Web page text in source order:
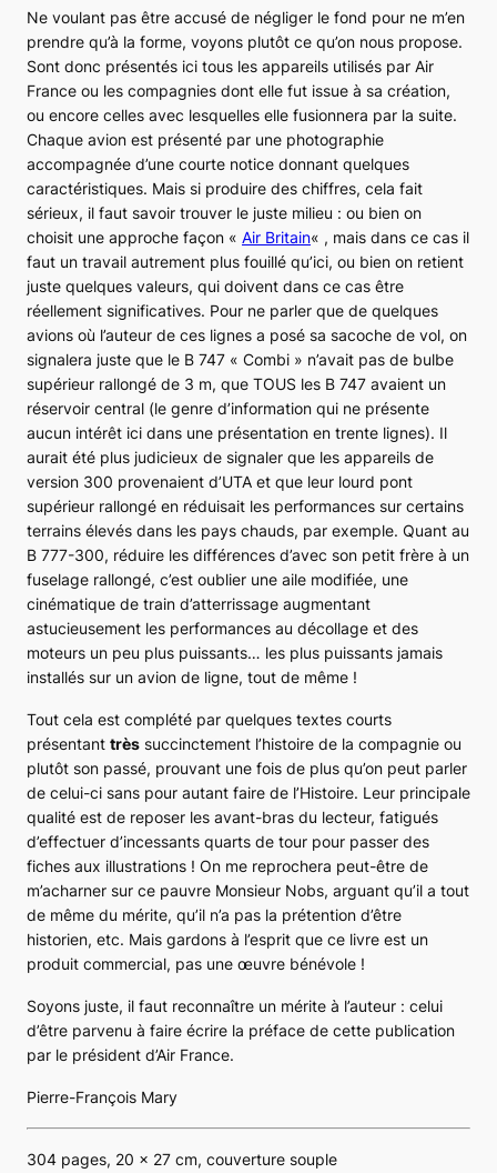
Ne voulant pas être accusé de négliger le fond pour ne m’en
prendre qu’à la forme, voyons plutôt ce qu’on nous propose.
Sont donc présentés ici tous les appareils utilisés par Air
France ou les compagnies dont elle fut issue à sa création,
ou encore celles avec lesquelles elle fusionnera par la suite.
Chaque avion est présenté par une photographie
accompagnée d’une courte notice donnant quelques
caractéristiques. Mais si produire des chiffres, cela fait
sérieux, il faut savoir trouver le juste milieu : ou bien on
choisit une approche façon « Air Britain« , mais dans ce cas il
faut un travail autrement plus fouillé qu’ici, ou bien on retient
juste quelques valeurs, qui doivent dans ce cas être
réellement significatives. Pour ne parler que de quelques
avions où l’auteur de ces lignes a posé sa sacoche de vol, on
signalera juste que le B 747 « Combi » n’avait pas de bulbe
supérieur rallongé de 3 m, que TOUS les B 747 avaient un
réservoir central (le genre d’information qui ne présente
aucun intérêt ici dans une présentation en trente lignes). Il
aurait été plus judicieux de signaler que les appareils de
version 300 provenaient d’UTA et que leur lourd pont
supérieur rallongé en réduisait les performances sur certains
terrains élevés dans les pays chauds, par exemple. Quant au
B 777-300, réduire les différences d’avec son petit frère à un
fuselage rallongé, c’est oublier une aile modifiée, une
cinématique de train d’atterrissage augmentant
astucieusement les performances au décollage et des
moteurs un peu plus puissants… les plus puissants jamais
installés sur un avion de ligne, tout de même !
Tout cela est complété par quelques textes courts
présentant très succinctement l’histoire de la compagnie ou
plutôt son passé, prouvant une fois de plus qu’on peut parler
de celui-ci sans pour autant faire de l’Histoire. Leur principale
qualité est de reposer les avant-bras du lecteur, fatigués
d’effectuer d’incessants quarts de tour pour passer des
fiches aux illustrations ! On me reprochera peut-être de
m’acharner sur ce pauvre Monsieur Nobs, arguant qu’il a tout
de même du mérite, qu’il n’a pas la prétention d’être
historien, etc. Mais gardons à l’esprit que ce livre est un
produit commercial, pas une œuvre bénévole !
Soyons juste, il faut reconnaître un mérite à l’auteur : celui
d’être parvenu à faire écrire la préface de cette publication
par le président d’Air France.
Pierre-François Mary
304 pages, 20 x 27 cm, couverture souple